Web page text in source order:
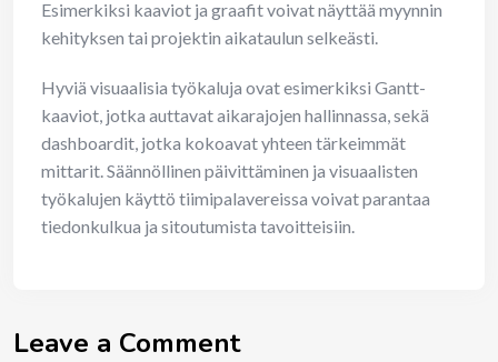
Esimerkiksi kaaviot ja graafit voivat näyttää myynnin
kehityksen tai projektin aikataulun selkeästi.
Hyviä visuaalisia työkaluja ovat esimerkiksi Gantt-
kaaviot, jotka auttavat aikarajojen hallinnassa, sekä
dashboardit, jotka kokoavat yhteen tärkeimmät
mittarit. Säännöllinen päivittäminen ja visuaalisten
työkalujen käyttö tiimipalavereissa voivat parantaa
tiedonkulkua ja sitoutumista tavoitteisiin.
Leave a Comment